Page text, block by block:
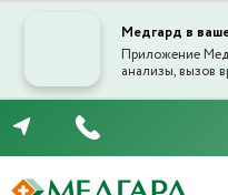
Медгард в
Приложение
анализы, вызов